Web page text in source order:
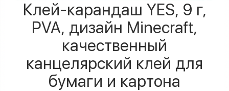
Клей-карандаш YES, 9 г,
PVA, дизайн Minecraft,
качественный
канцелярский клей для
бумаги и картона